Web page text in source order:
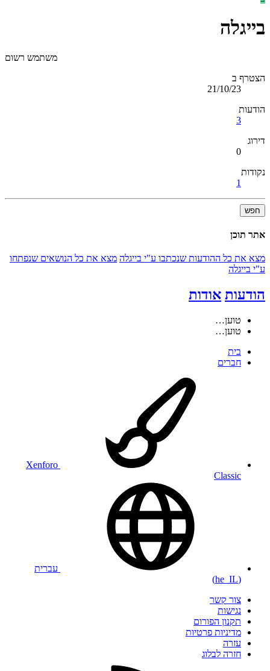
בייגלה
משתמש רשום
הצטרף ב
21/10/23
הודעות
3
דירוג
0
נקודות
1
חפש
אתר תוכן
מצא את כל ההודעות שנכתבו ע"י בייגלה מצא את כל הנושאים שנפתחו
ע"י בייגלה
הודעות אודות
טוען…
טוען…
בית
חברים
Xenforo
Classic
עברית
(he_IL)
צור קשר
נגישות
תקנון הפורום
מדיניות פרטיות
עזרה
חזרה לבלוג